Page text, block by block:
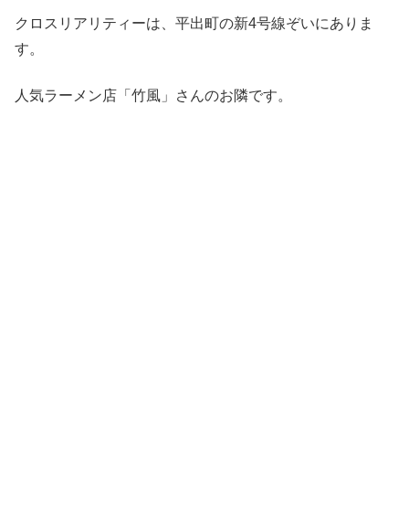
クロスリアリティーは、平出町の新4号線ぞいにありま
す。
人気ラーメン店「竹風」さんのお隣です。